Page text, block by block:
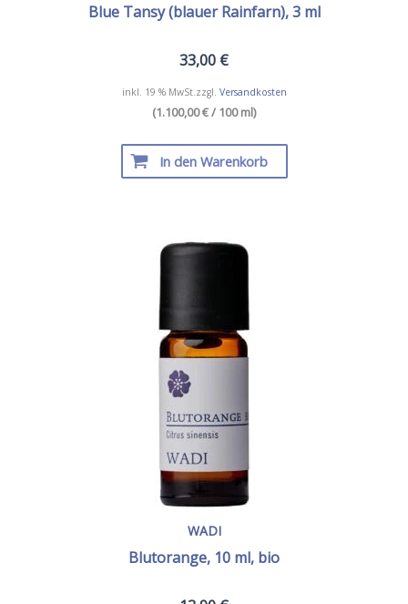
Blue Tansy (blauer Rainfarn), 3 ml
33,00 €
inkl. 19 % MwSt. zzgl. Versandkosten
(1.100,00 € / 100 ml)
In den Warenkorb
WADI
Blutorange, 10 ml, bio